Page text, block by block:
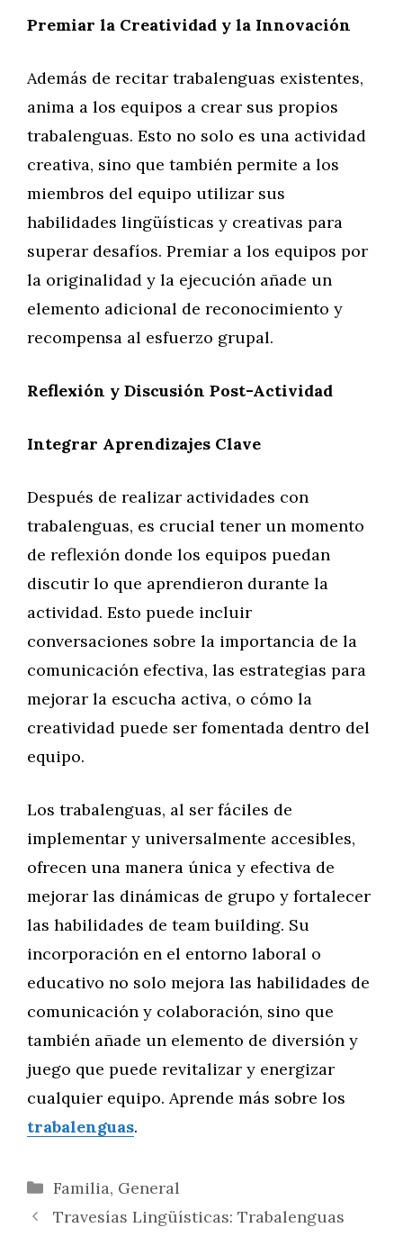
Premiar la Creatividad y la Innovación
Además de recitar trabalenguas existentes,
anima a los equipos a crear sus propios
trabalenguas. Esto no solo es una actividad
creativa, sino que también permite a los
miembros del equipo utilizar sus
habilidades lingüísticas y creativas para
superar desafíos. Premiar a los equipos por
la originalidad y la ejecución añade un
elemento adicional de reconocimiento y
recompensa al esfuerzo grupal.
Reflexión y Discusión Post-Actividad
Integrar Aprendizajes Clave
Después de realizar actividades con
trabalenguas, es crucial tener un momento
de reflexión donde los equipos puedan
discutir lo que aprendieron durante la
actividad. Esto puede incluir
conversaciones sobre la importancia de la
comunicación efectiva, las estrategias para
mejorar la escucha activa, o cómo la
creatividad puede ser fomentada dentro del
equipo.
Los trabalenguas, al ser fáciles de
implementar y universalmente accesibles,
ofrecen una manera única y efectiva de
mejorar las dinámicas de grupo y fortalecer
las habilidades de team building. Su
incorporación en el entorno laboral o
educativo no solo mejora las habilidades de
comunicación y colaboración, sino que
también añade un elemento de diversión y
juego que puede revitalizar y energizar
cualquier equipo. Aprende más sobre los
trabalenguas.
Categorías
Familia, General
Travesías Lingüísticas: Trabalenguas